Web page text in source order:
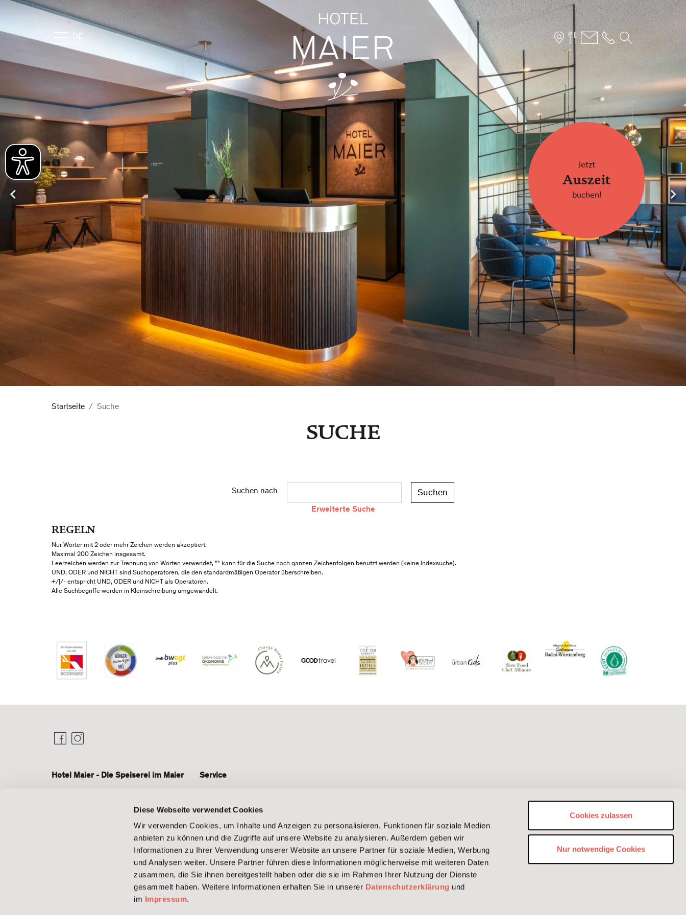
Diese Webseite verwendet Cookies
Wir verwenden Cookies, um Inhalte und Anzeigen zu personalisieren, Funktionen für soziale Medien
anbieten zu können und die Zugriffe auf unsere Website zu analysieren. Außerdem geben wir
Informationen zu Ihrer Verwendung unserer Website an unsere Partner für soziale Medien, Werbung
und Analysen weiter. Unsere Partner führen diese Informationen möglicherweise mit weiteren Daten
zusammen, die Sie ihnen bereitgestellt haben oder die sie im Rahmen Ihrer Nutzung der Dienste
gesammelt haben. Weitere Informationen erhalten Sie in unserer Datenschutzerklärung und
im Impressum.
Cookies zulassen
Nur notwendige Cookies
DAS MAIER
Lage
Nachhaltigkeit
Bildergalerie
FAQ
Stories
Karriere
Stammhaus
Hofhaus
Ferienwohnung
10 Vorteile für Direktbucher
ENTSPANNUNG
Sauna
Massage
Bodensee-Thermen
Yoga
KULINARIK
Die Speiserei im Maier
Feste Feiern
Frühstück
TAGUNG
Tagungsräume
Tagungspauschale
FREIZEIT
Sehenswürdigkeiten
Familienurlaub
Natur
ARRANGEMENTS
SUCHFORMULAR
Suchen nach
DE
Jetzt
Auszeit
buchen!
Startseite Suche
SUCHE
Suchen nach
Erweiterte Suche
REGELN
Nur Wörter mit 2 oder mehr Zeichen werden akzeptiert.
Maximal 200 Zeichen insgesamt.
Leerzeichen werden zur Trennung von Worten verwendet, "" kann für die Suche nach ganzen Zeichenfolgen benutzt werden (keine Indexsuche).
UND, ODER und NICHT sind Suchoperatoren, die den standardmäßigen Operator überschreiben.
+/|/- entspricht UND, ODER und NICHT als Operatoren.
Alle Suchbegriffe werden in Kleinschreibung umgewandelt.
Hotel Maier - Die Speiserei im Maier
Friedrichshafen-Fischbach
Service
Presse
Stories
Arbeiten bei
Maier
Reiseschutzver­
sicherung
Gutscheine